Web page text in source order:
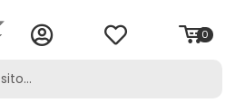
0